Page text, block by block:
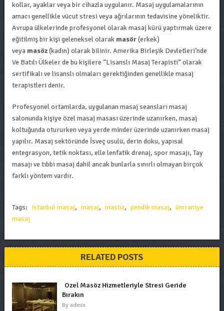
kollar, ayaklar veya bir cihazla uygulanır. Masaj uygulamalarının
amacı genellikle vücut stresi veya ağrılarının tedavisine yöneliktir.
Avrupa ülkelerinde profesyonel olarak masaj kürü yaptırmak üzere
eğitilmiş bir kişi geleneksel olarak masör(erkek)
veya masöz(kadın) olarak bilinir. Amerika Birleşik Devletleri’nde
Ve Batılı Ülkeler de bu kişilere “Lisanslı Masaj Terapisti” olarak
sertifikalı ve lisanslı olmaları gerektiğinden genellikle masaj
terapistleri denir.
Profesyonel ortamlarda, uygulanan masaj seansları masaj
salonunda kişiye özel masaj masası üzerinde uzanırken, masaj
koltuğunda otururken veya yerde minder üzerinde uzanırken masaj
yapılır. Masaj sektöründe İsveç usulü, derin doku, yapısal
entegrasyon, tetik noktası, elle lenfatik drenaj, spor masajı, Tay
masajı ve tıbbi masaj dahil ancak bunlarla sınırlı olmayan birçok
farklı yöntem vardır.
Tags: istanbul masaj, masaj, masöz, pendik masaj, ümraniye
masaj
RELATED POSTS
Özel Masöz Hizmetleriyle Stresi Geride
Bırakın
By admin